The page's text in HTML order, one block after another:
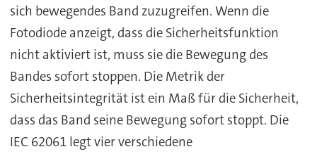
sich bewegendes Band zuzugreifen. Wenn die
Fotodiode anzeigt, dass die Sicherheitsfunktion
nicht aktiviert ist, muss sie die Bewegung des
Bandes sofort stoppen. Die Metrik der
Sicherheitsintegrität ist ein Maß für die Sicherheit,
dass das Band seine Bewegung sofort stoppt. Die
IEC 62061 legt vier verschiedene